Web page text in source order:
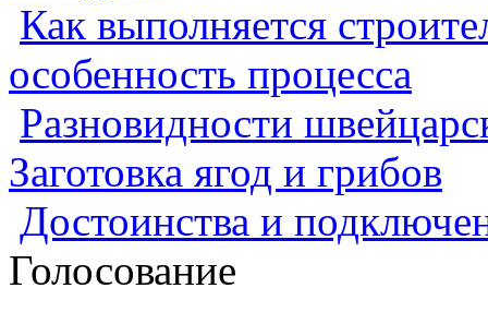
Как выполняется
особенность процесса
Разновидности
Заготовка ягод и грибов
Достоинства и
Голосование